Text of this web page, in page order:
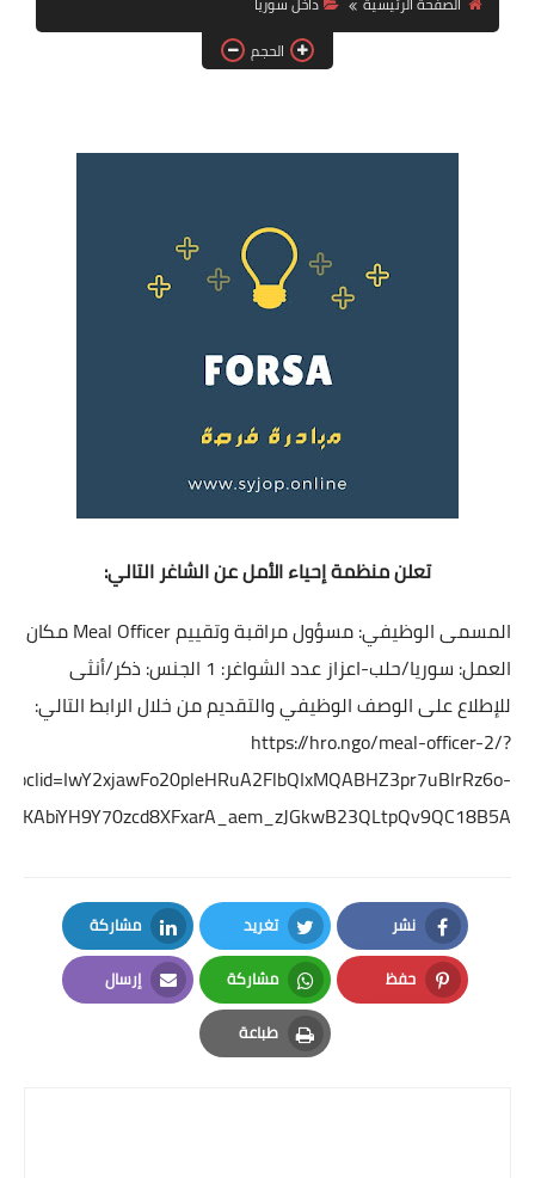
فرص عمل في العراق
فرص عمل في اليمن
الحجم
تعلن منظمة إحياء الأمل عن الشاغر التالي:
المسمى الوظيفي: مسؤول مراقبة وتقييم Meal Officer مكان
العمل: سوريا/حلب-اعزاز عدد الشواغر: 1 الجنس: ذكر/أنثى
للإطلاع على الوصف الوظيفي والتقديم من خلال الرابط التالي:
https://hro.ngo/meal-officer-2/?
fbclid=IwY2xjawFo20pleHRuA2FlbQIxMQABHZ3pr7uBIrRz6o-
نشر
Facebook
تغريد
Twitter
مشاركة
LinkedIn
حفظ
Pinterest
مشاركة
Whatsapp
إرسال
Email
طباعة
Print